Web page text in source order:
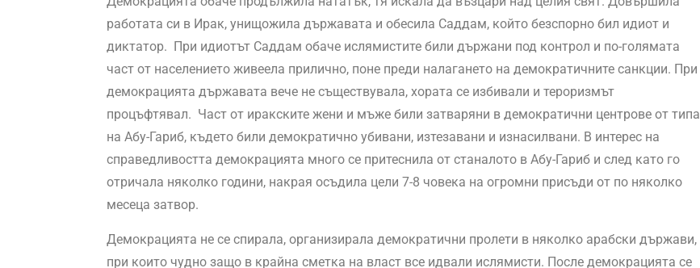
работата си в Ирак, унищожила държавата и обесила Саддам, който безспорно бил идиот и
диктатор. При идиотът Саддам обаче ислямистите били държани под контрол и по-голямата
част от населението живеела прилично, поне преди налагането на демократичните санкции. При
демокрацията държавата вече не съществувала, хората се избивали и тероризмът
процъфтявал. Част от иракските жени и мъже били затваряни в демократични центрове от типа
на Абу-Гариб, където били демократично убивани, изтезавани и изнасилвани. В интерес на
справедливостта демокрацията много се притеснила от станалото в Абу-Гариб и след като го
отричала няколко години, накрая осъдила цели 7-8 човека на огромни присъди от по няколко
месеца затвор.
Демокрацията не се спирала, организирала демократични пролети в няколко арабски държави,
при които чудно защо в крайна сметка на власт все идвали ислямисти. После демокрацията се